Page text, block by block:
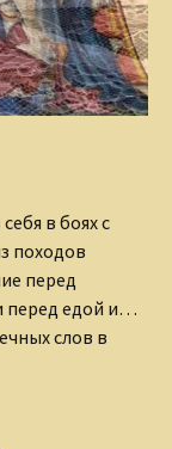
в боях с
походов
перед
перед едой и…
слов в
—